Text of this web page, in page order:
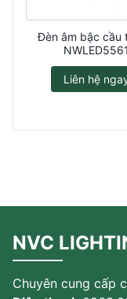
Đèn âm bậc cầu
NWLED5561
Liên hệ
NVC
Chuyên cung cấp